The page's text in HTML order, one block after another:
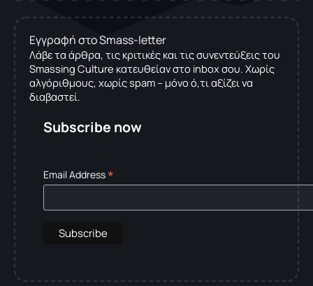
Εγγραφή στο Smass-letter
Λάβε τα άρθρα, τις κριτικές και τις συνεντεύξεις του
Smassing Culture κατευθείαν στο inbox σου. Χωρίς
αλγόριθμους, χωρίς spam – μόνο ό,τι αξίζει να
διαβαστεί.
Subscribe now
Email Address*